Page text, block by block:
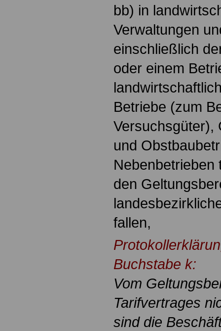
bb) in
Verwaltungen
einschließlich
oder einem
Betriebe (zum
Versuchsgüter),
und
Nebenbetrieben
den
fallen,
Buchstabe k:
Vom
Tarifvertrages
sind die